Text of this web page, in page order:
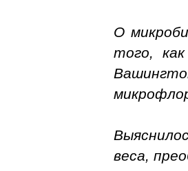
О
того,
веса,